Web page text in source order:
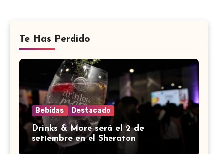
Te Has Perdido
Bebidas Destacado
Drinks & More será el 2 de
setiembre en el Sheraton